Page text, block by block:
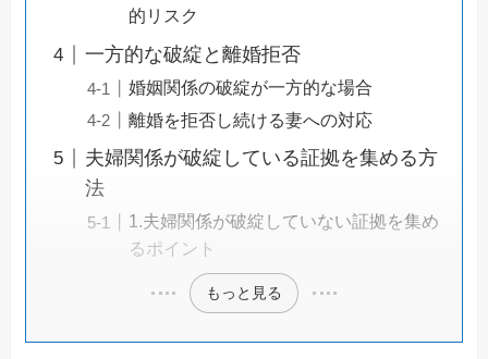
的リスク
一方的な破綻と離婚拒否
婚姻関係の破綻が一方的な場合
離婚を拒否し続ける妻への対応
夫婦関係が破綻している証拠を集める方
法
1.夫婦関係が破綻していない証拠を集め
るポイント
もっと見る